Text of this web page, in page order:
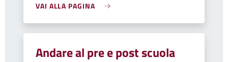
VAI ALLA PAGINA
Andare al pre e post scuola